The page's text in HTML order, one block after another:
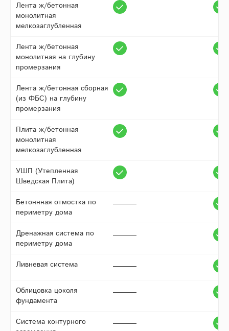
Лента ж/бетонная
монолитная
мелкозаглубленная
Лента ж/бетонная
монолитная на глубину
промерзания
Лента ж/бетонная сборная
(из ФБС) на глубину
промерзания
Плита ж/бетонная
монолитная
мелкозаглубленная
УШП (Утепленная
Шведская Плита)
Бетоннная отмостка по
периметру дома
Дренажная система по
периметру дома
Ливневая система
Облицовка цоколя
фундамента
Система контурного